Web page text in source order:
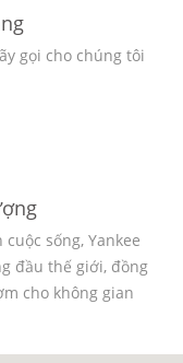
gọi cho chúng tôi
sống, Yankee
đầu thế giới, đồng
cho không gian